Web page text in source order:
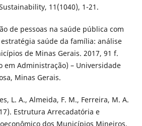
11(1040), 1-21.
de pessoas na saúde pública com
saúde da família: análise
de Minas Gerais. 2017, 91 f.
em Administração) – Universidade
Minas Gerais.
L. A., Almeida, F. M., Ferreira, M. A.
Estrutura Arrecadatória e
dos Municípios Mineiros.